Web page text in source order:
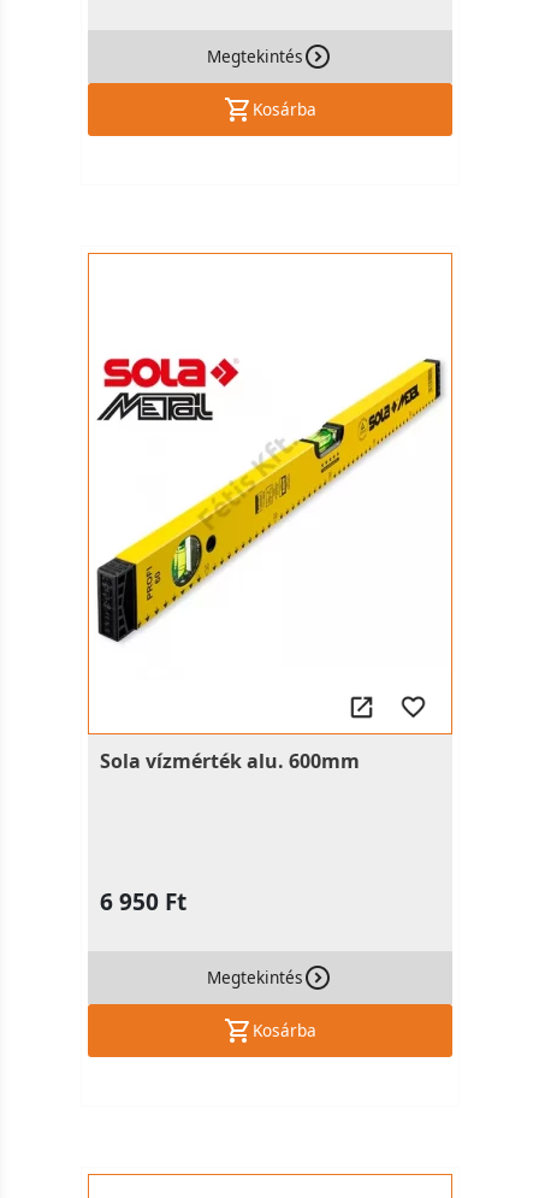
Megtekintés
Kosárba
Sola vízmérték alu. 600mm
6 950 Ft
Megtekintés
Kosárba